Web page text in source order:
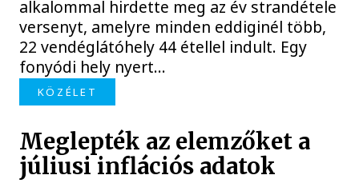
alkalommal hirdette meg az év strandétele
versenyt, amelyre minden eddiginél több,
22 vendéglátóhely 44 étellel indult. Egy
fonyódi hely nyert...
KÖZÉLET
Meglepték az elemzőket a
júliusi inflációs adatok